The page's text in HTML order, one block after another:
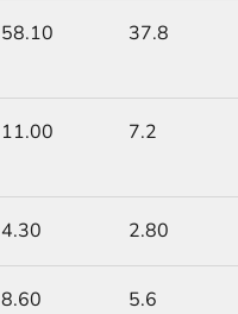
58.10 37.8
11.00 7.2
4.30 2.80
8.60 5.6